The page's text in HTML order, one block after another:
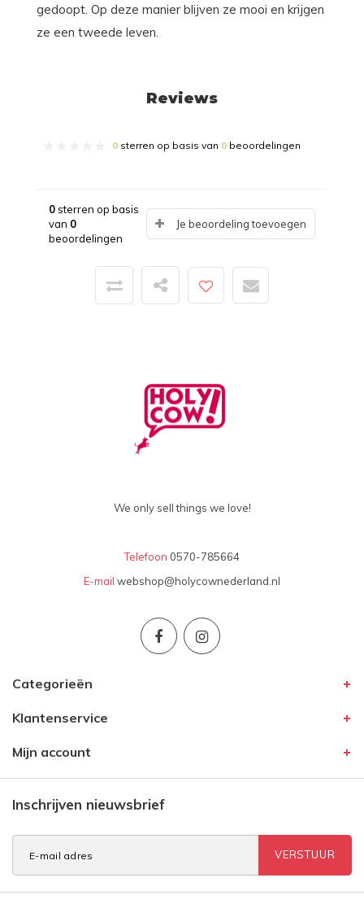
gedoopt. Op deze manier blijven ze mooi en krijgen
ze een tweede leven.
Reviews
0 sterren op basis van 0 beoordelingen
0sterren op basis
van 0
beoordelingen
Je beoordeling toevoegen
We only sell things we love!
Telefoon 0570-785664
E-mail webshop@holycownederland.nl
Categorieën
Klantenservice
Mijn account
Inschrijven nieuwsbrief
VERSTUUR